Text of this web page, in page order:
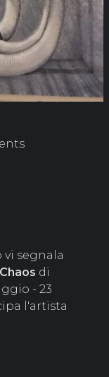
vi segnala
di
- 23
l'artista